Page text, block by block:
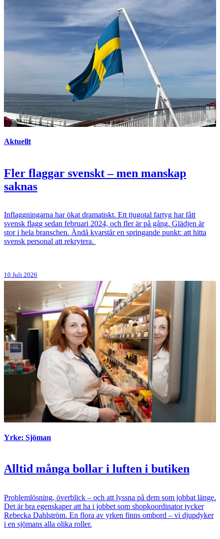
Aktuellt
Fler flaggar svenskt – men manskap
saknas
Inflaggningarna har ökat dramatiskt. Ett tjugotal fartyg har fått
svensk flagg sedan februari 2024, och fler är på gång. Glädjen är
stor i hela branschen. Ändå kvarstår en springande punkt: att hitta
svensk personal att rekrytera.
10 Juli 2026
Yrke: Sjöman
Alltid många bollar i luften i butiken
Problemlösning, överblick – och att lyssna på dem som jobbat länge.
Det är bra egenskaper att ha i jobbet som shopkoordinator tycker
Rebecka Dahlström. En flora av yrken finns ombord – vi djupdyker
i en sjömans alla olika roller.